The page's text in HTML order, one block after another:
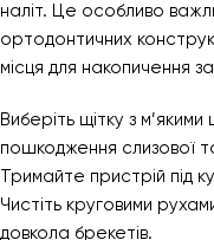
наліт. Це особливо
ортодонтичних
місця для накопичення
Виберіть щітку з
пошкодження слизової
Тримайте пристрій під
Чистіть круговими
довкола брекетів.